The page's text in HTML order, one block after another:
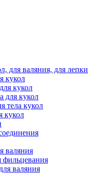
для валяния, для лепки
кукол
кукол
для кукол
тела кукол
кукол
валяния
фильцевания
валяния